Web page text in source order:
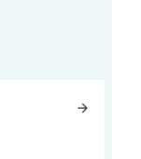
arrow_forward